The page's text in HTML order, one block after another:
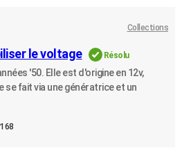
Collections
le voltage Résolu
'50. Elle est d'origine en 12v,
se fait via une génératrice et un